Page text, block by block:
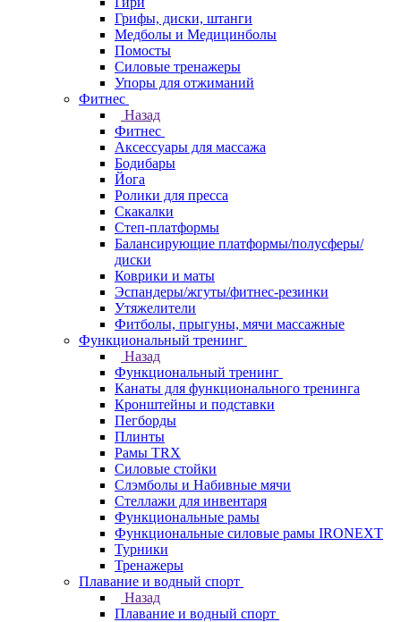
Грифы, диски, штанги
Медболы и Медицинболы
Помосты
Силовые тренажеры
Упоры для отжиманий
Фитнес
Назад
Фитнес
Аксессуары для массажа
Бодибары
Йога
Ролики для пресса
Скакалки
Степ-платформы
Балансирующие платформы/полусферы/
диски
Коврики и маты
Эспандеры/жгуты/фитнес-резинки
Утяжелители
Фитболы, прыгуны, мячи массажные
Функциональный тренинг
Назад
Функциональный тренинг
Канаты для функционального тренинга
Кронштейны и подставки
Пегборды
Плинты
Рамы TRX
Силовые стойки
Слэмболы и Набивные мячи
Стеллажи для инвентаря
Функциональные рамы
Функциональные силовые рамы IRONEXT
Турники
Тренажеры
Плавание и водный спорт
Назад
Плавание и водный спорт